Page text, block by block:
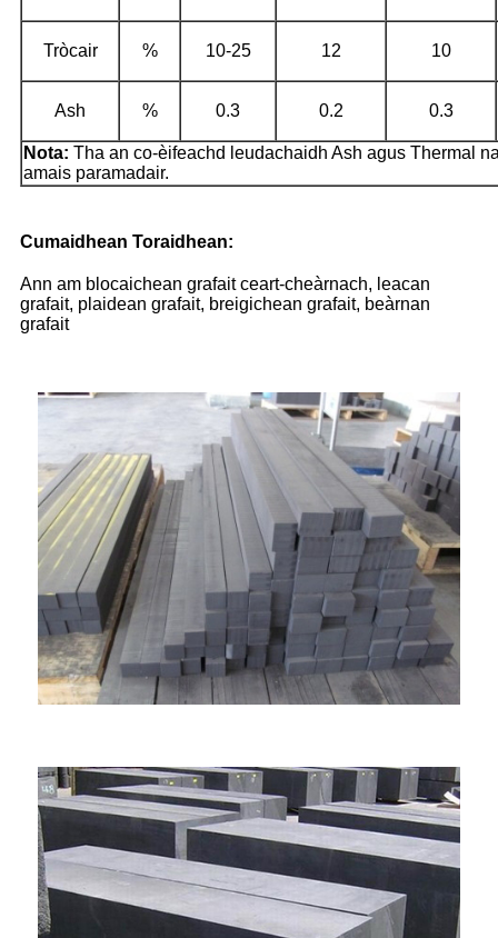
Tròcair % 10-25 12 10
Ash % 0.3 0.2 0.3
Nota: Tha an co-èifeachd leudachaidh Ash agus Thermal
amais paramadair.
Cumaidhean Toraidhean:
Ann am blocaichean grafait ceart-cheàrnach, leacan
grafait, plaidean grafait, breigichean grafait, beàrnan
grafait